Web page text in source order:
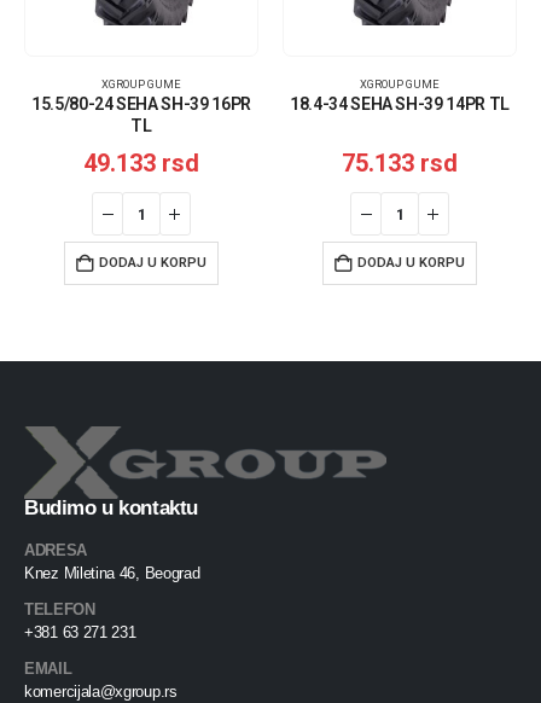
XGROUP GUME
15.5/80-24 SEHA SH-39 16PR
TL
49.133 rsd
DODAJ U KORPU
XGROUP GUME
18.4-34 SEHA SH-39 14PR TL
75.133 rsd
DODAJ U KORPU
Budimo u kontaktu
ADRESA
Knez Miletina 46, Beograd
TELEFON
+381 63 271 231
EMAIL
komercijala@xgroup.rs